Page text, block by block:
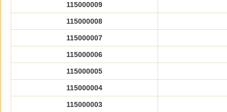
115000009
115000008
115000007
115000006
115000005
115000004
115000003